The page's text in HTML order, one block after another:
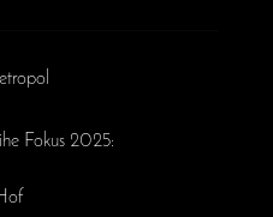
Fokus 2025: